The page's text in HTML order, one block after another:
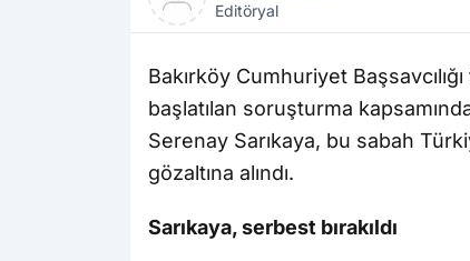
Editöryal
Bakırköy Cumhuriyet
başlatılan soruşturma
Serenay Sarıkaya, bu sabah
gözaltına alındı.
Sarıkaya, serbest bırakıldı